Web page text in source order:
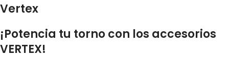
Vertex
¡Potencia tu torno con los accesorios
VERTEX!